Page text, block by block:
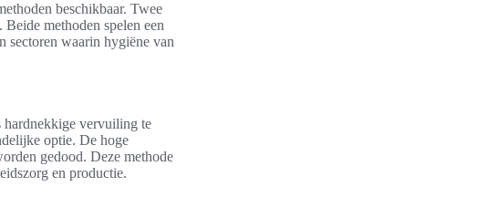
beschikbaar. Twee
methoden spelen een
sectoren waarin hygiëne van
hardnekkige vervuiling te
optie. De hoge
gedood. Deze methode
en productie.